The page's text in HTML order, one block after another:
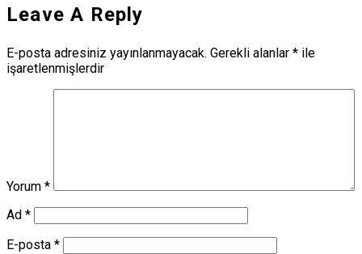
Leave A Reply
E-posta adresiniz yayınlanmayacak. Gerekli alanlar * ile
işaretlenmişlerdir
Yorum *
Ad *
E-posta *